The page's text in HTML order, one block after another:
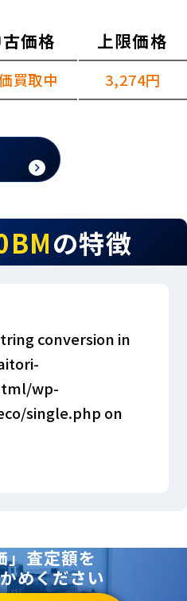
価格 上限価格
買取中 3,274円
の特徴
conversion in
wp-
single.php on
」査定額を
めください